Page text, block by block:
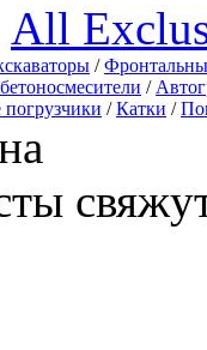
All
/
/
погрузчики /Катки /